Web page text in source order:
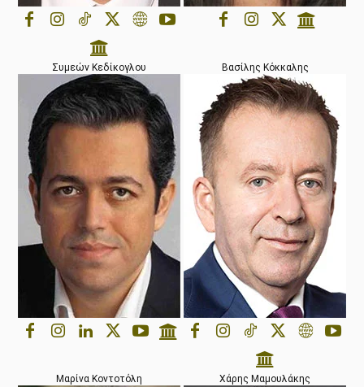
Συμεών Κεδίκογλου Βασίλης Κόκκαλης
Μαρίνα Κοντοτόλη Χάρης Μαμουλάκης